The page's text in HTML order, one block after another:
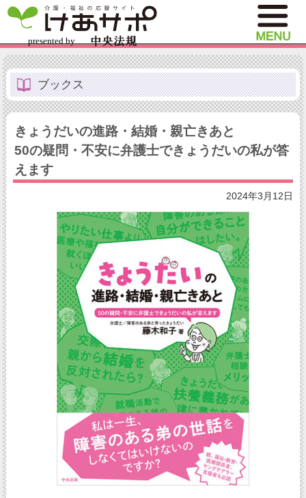
ブックス
きょうだいの進路・結婚・親亡きあと
50の疑問・不安に弁護士できょうだいの私が答
えます
2024年3月12日